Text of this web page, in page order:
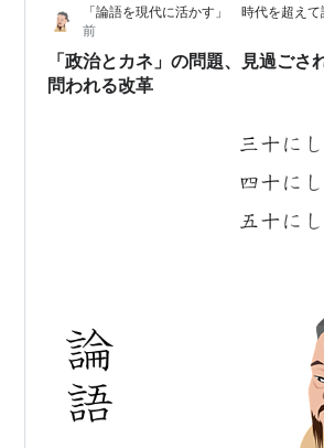
い（つまり活躍したい）女性の門戸を
こうという方針であ…
「論語を現代に活かす」 時代を超え
前
「政治とカネ」の問題、見過ごさ
問われる改革